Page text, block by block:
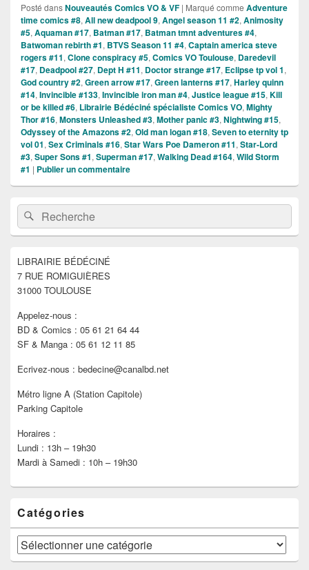
Posté dansNouveautés Comics VO & VF | Marqué comme Adventure
time comics #8, All new deadpool 9, Angel season 11 #2, Animosity
#5, Aquaman #17, Batman #17, Batman tmnt adventures #4,
Batwoman rebirth #1, BTVS Season 11 #4, Captain america steve
rogers #11, Clone conspiracy #5, Comics VO Toulouse, Daredevil
#17, Deadpool #27, Dept H #11, Doctor strange #17, Eclipse tp vol 1,
God country #2, Green arrow #17, Green lanterns #17, Harley quinn
#14, Invincible #133, Invincible iron man #4, Justice league #15, Kill
or be killed #6, Librairie Bédéciné spécialiste Comics VO, Mighty
Thor #16, Monsters Unleashed #3, Mother panic #3, Nightwing #15,
Odyssey of the Amazons #2, Old man logan #18, Seven to eternity tp
vol 01, Sex Criminals #16, Star Wars Poe Dameron #11, Star-Lord
#3, Super Sons #1, Superman #17, Walking Dead #164, Wild Storm
#1 | Publier un commentaire
Zone
principale
de
widget
barre
latérale
Recherche :Rechercher
LIBRAIRIE BÉDÉCINÉ
7 RUE ROMIGUIÈRES
31000 TOULOUSE
Appelez-nous :
BD & Comics : 05 61 21 64 44
SF & Manga : 05 61 12 11 85
Ecrivez-nous : bedecine@canalbd.net
Métro ligne A (Station Capitole)
Parking Capitole
Horaires :
Lundi : 13h – 19h30
Mardi à Samedi : 10h – 19h30
Catégories
Catégories